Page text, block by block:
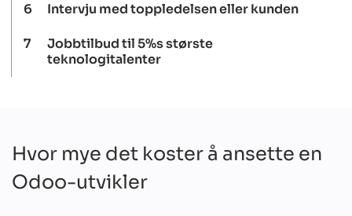
6 Intervju med toppledelsen eller kunden
7
Jobbtilbud til 5%s største
teknologitalenter
Hvor mye det koster å ansette en
Odoo-utvikler